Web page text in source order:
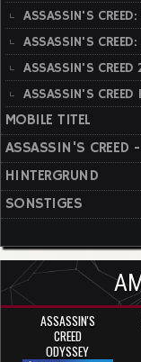
ASSASSIN'S CREED:
ASSASSIN'S
ASSASSIN'S CREED
ASSASSIN'S CREED 1
MOBILE TITEL
ASSASSIN'S CREED
HINTERGRUND
SONSTIGES
ASSASSIN'S
CREED
ODYSSEY